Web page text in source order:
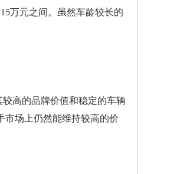
万元之间。虽然车龄较长的
高的品牌价值和稳定的车辆
市场上仍然能维持较高的价